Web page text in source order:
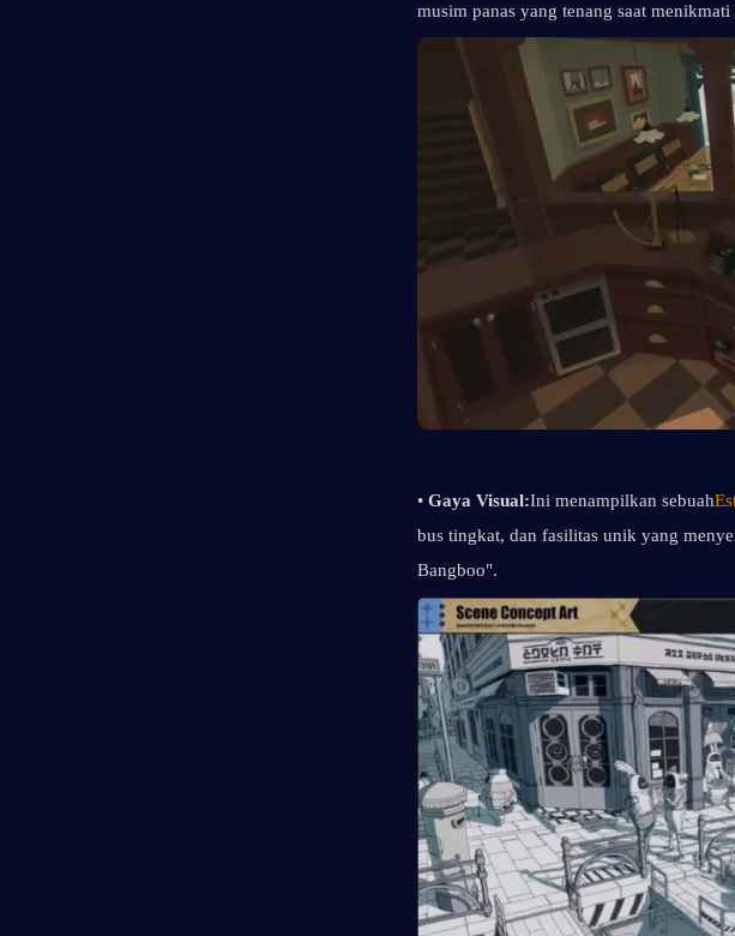
musim panas yang tenang saat menikmati
• Gaya Visual:Ini menampilkan sebuah
bus tingkat, dan fasilitas unik yang
Bangboo".